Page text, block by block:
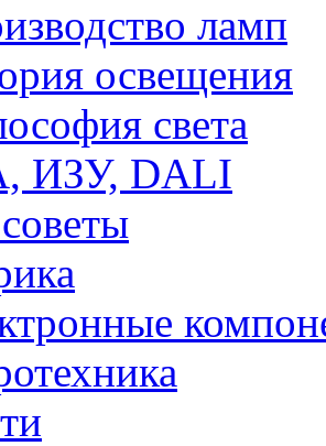
ламп
освещения
света
ИЗУ, DALI